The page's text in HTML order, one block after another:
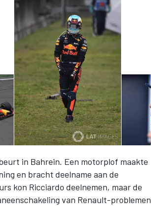
in Bahrein. Een motorplof maakte
en bracht deelname aan de
kon Ricciardo deelnemen, maar de
van Renault-problemen